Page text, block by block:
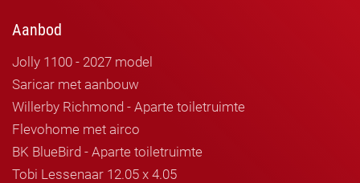
Aanbod
Jolly 1100 - 2027 model
Saricar met aanbouw
Willerby Richmond - Aparte toiletruimte
Flevohome met airco
BK BlueBird - Aparte toiletruimte
Tobi Lessenaar 12.05 x 4.05